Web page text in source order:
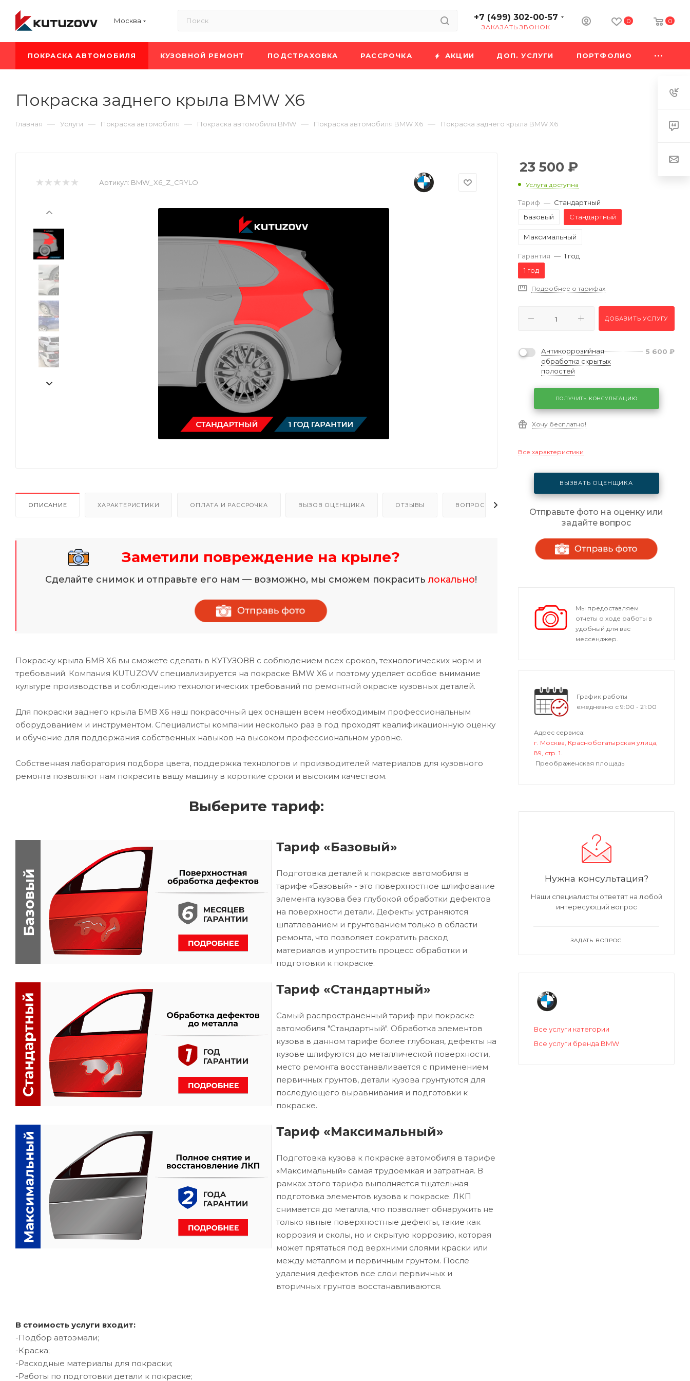
Москва +7 (499) 302-00-57
ЗАКАЗАТЬ ЗВОНОК
0 0
ПОКРАСКА АВТОМОБИЛЯ КУЗОВНОЙ РЕМОНТ ПОДСТРАХОВКА РАССРОЧКА АКЦИИ ДОП. УСЛУГИ ПОРТФОЛИО
Покраска заднего крыла BMW X6
Главная — Услуги — Покраска автомобиля — Покраска автомобиля BMW — Покраска автомобиля BMW X6 — Покраска заднего крыла BMW X6
Артикул: BMW_X6_Z_CRYLO
ОПИСАНИЕ ХАРАКТЕРИСТИКИ ОПЛАТА И РАССРОЧКА ВЫЗОВ ОЦЕНЩИКА ОТЗЫВЫ ВОПРОСЫ - ОТВЕТЫ
Заметили повреждение на крыле?
Сделайте снимок и отправьте его нам — возможно, мы сможем покраситьлокально!
Покраску крыла БМВ Х6 вы сможете сделать в КУТУЗОВВ с соблюдением всех сроков, технологических норм и
требований. Компания KUTUZOVV специализируется на покраске BMW X6 и поэтому уделяет особое внимание
культуре производства и соблюдению технологических требований по ремонтной окраске кузовных деталей.
Для покраски заднего крыла БМВ Х6 наш покрасочный цех оснащен всем необходимым профессиональным
оборудованием и инструментом. Специалисты компании несколько раз в год проходят квалификационную оценку
и обучение для поддержания собственных навыков на высоком профессиональном уровне.
Собственная лаборатория подбора цвета, поддержка технологов и производителей материалов для кузовного
ремонта позволяют нам покрасить вашу машину в короткие сроки и высоким качеством.
Выберите тариф:
Тариф «Базовый»
Подготовка деталей к покраске автомобиля в
тарифе «Базовый» - это поверхностное шлифование
элемента кузова без глубокой обработки дефектов
на поверхности детали. Дефекты устраняются
шпатлеванием и грунтованием только в области
ремонта, что позволяет сократить расход
материалов и упростить процесс обработки и
подготовки к покраске.
Тариф «Стандартный»
Самый распространенный тариф при покраске
автомобиля "Стандартный". Обработка элементов
кузова в данном тарифе более глубокая, дефекты на
кузове шлифуются до металлической поверхности,
место ремонта восстанавливается с применением
первичных грунтов, детали кузова грунтуются для
последующего выравнивания и подготовки к
покраске.
Тариф «Максимальный»
Подготовка кузова к покраске автомобиля в тарифе
«Максимальный» самая трудоемкая и затратная. В
рамках этого тарифа выполняется тщательная
подготовка элементов кузова к покраске. ЛКП
снимается до металла, что позволяет обнаружить не
только явные поверхностные дефекты, такие как
коррозия и сколы, но и скрытую коррозию, которая
может прятаться под верхними слоями краски или
между металлом и первичным грунтом. После
удаления дефектов все слои первичных и
вторичных грунтов восстанавливаются.
В стоимость услуги входит:
-Подбор автоэмали;
-Краска;
-Расходные материалы для покраски;
-Работы по подготовки детали к покраске;
23 500 ₽
Услуга доступна
Тариф — Стандартный
Базовый
Стандартный
Максимальный
Гарантия — 1 год
1 год
Подробнее о тарифах
ДОБАВИТЬ УСЛУГУ
Антикоррозийная
обработка скрытых
полостей
5 600 ₽
ПОЛУЧИТЬ КОНСУЛЬТАЦИЮ
Хочу бесплатно!
Все характеристики
ВЫЗВАТЬ ОЦЕНЩИКА
Отправьте фото на оценку или
задайте вопрос
Мы предоставляем
отчеты о ходе работы в
удобный для вас
мессенджер.
График работы
ежедневно с 9:00 - 21:00
Адрес сервиса:
г. Москва, Краснобогатырская улица,
89, стр. 1.
Преображенская площадь
Нужна консультация?
Наши специалисты ответят на любой
интересующий вопрос
ЗАДАТЬ ВОПРОС
Все услуги категории
Все услуги бренда BMW